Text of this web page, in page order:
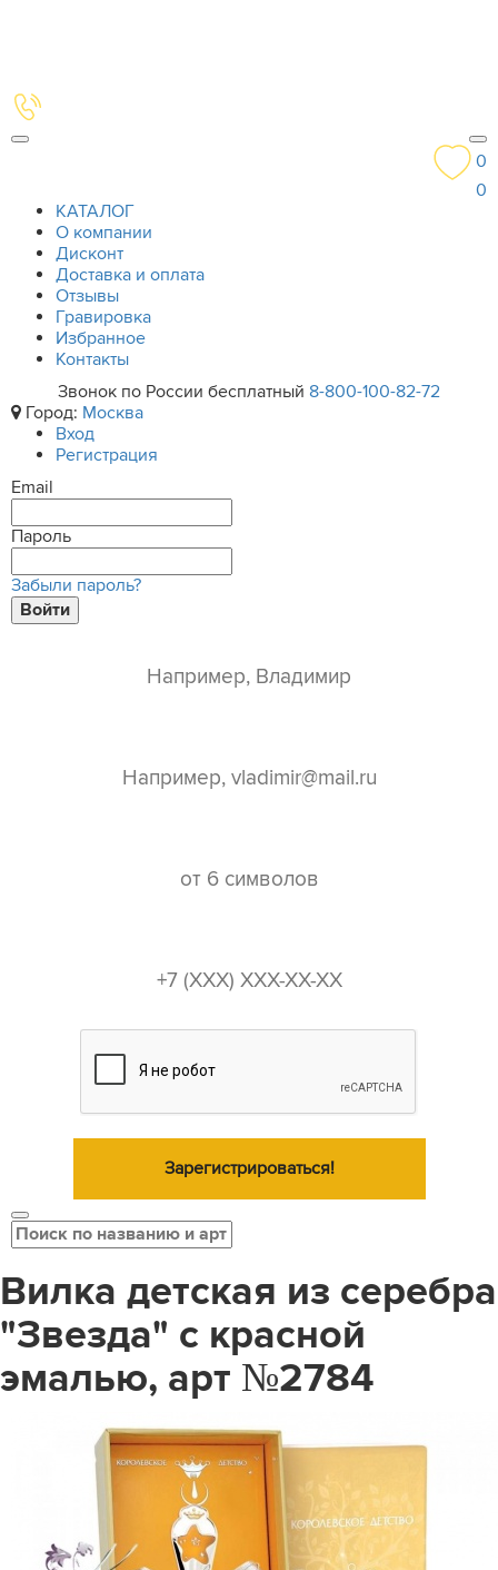
0
0
КАТАЛОГ
О компании
Дисконт
Доставка и оплата
Отзывы
Гравировка
Избранное
Контакты
Звонок по России бесплатный 8-800-100-82-72
Город: Москва
Вход
Регистрация
Email
Пароль
Забыли пароль?
Войти
Зарегистрироваться!
Вилка детская из серебра
"Звезда" с красной
эмалью, арт №2784